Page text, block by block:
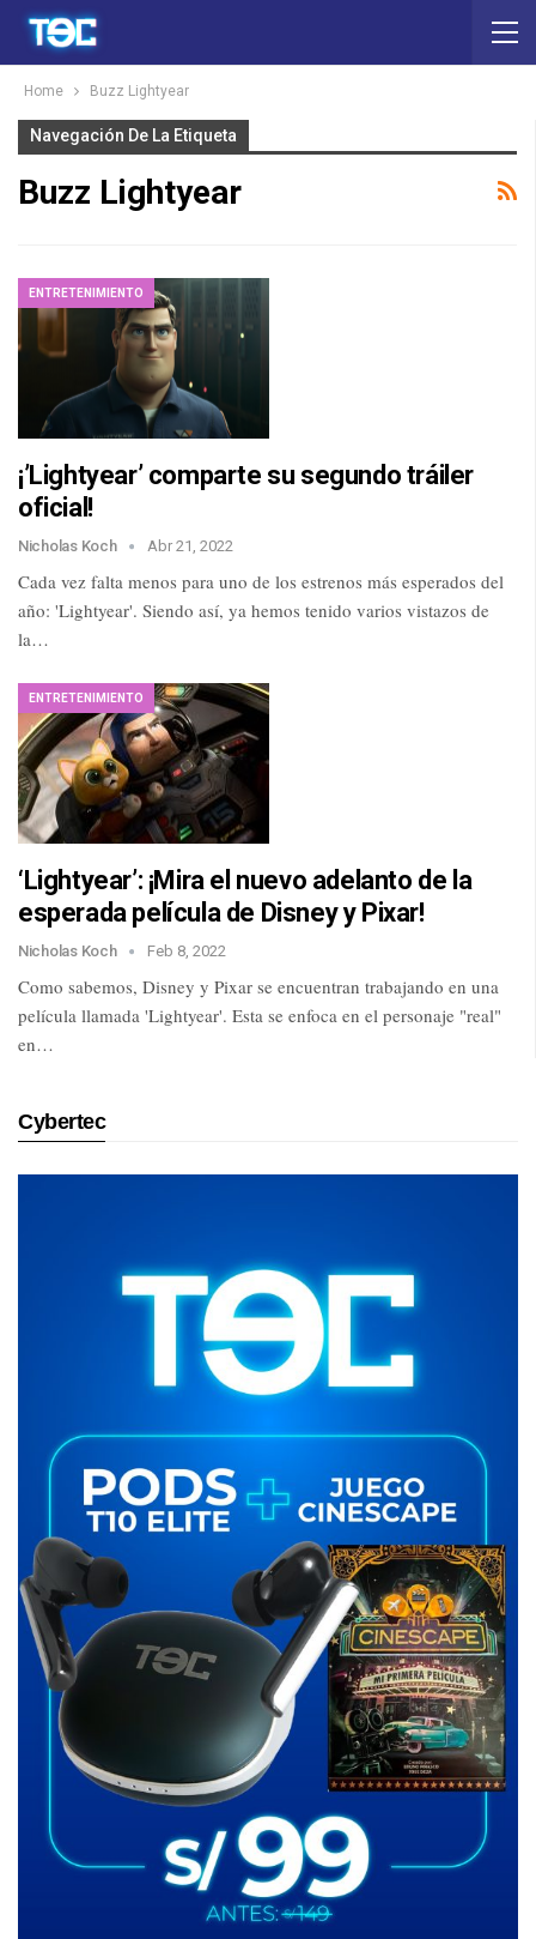
Home Buzz Lightyear
Navegación De La Etiqueta
Buzz Lightyear
ENTRETENIMIENTO
¡’Lightyear’ comparte su segundo tráiler
oficial!
Nicholas Koch Abr 21, 2022
Cada vez falta menos para uno de los estrenos más esperados del
año: 'Lightyear'. Siendo así, ya hemos tenido varios vistazos de
la…
ENTRETENIMIENTO
‘Lightyear’: ¡Mira el nuevo adelanto de la
esperada película de Disney y Pixar!
Nicholas Koch Feb 8, 2022
Como sabemos, Disney y Pixar se encuentran trabajando en una
película llamada 'Lightyear'. Esta se enfoca en el personaje "real"
en…
Cybertec